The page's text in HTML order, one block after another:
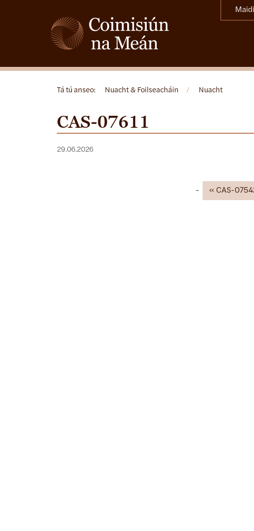
Tá tú anseo: Nuacht & Foilseacháin / Nuacht
CAS-07611
29.06.2026
CAS-